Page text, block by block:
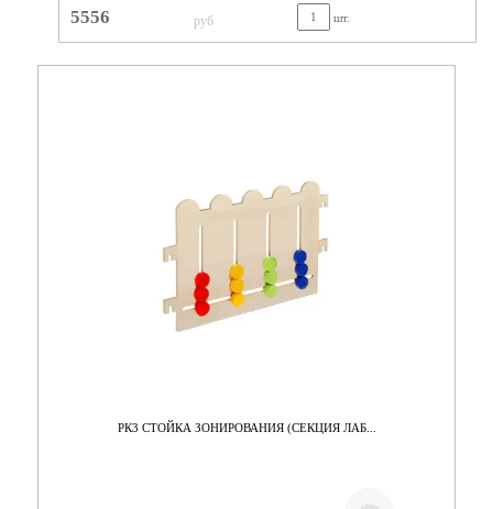
5556 руб шт.
РК3 СТОЙКА ЗОНИРОВАНИЯ (СЕКЦИЯ ЛАБ...